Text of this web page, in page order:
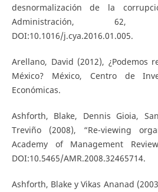
desnormalización de la
Administración, 62,
DOI:10.1016/j.cya.2016.01.005.
Arellano, David (2012), ¿Podemos
México? México, Centro de
Económicas.
Ashforth, Blake, Dennis Gioia,
Treviño (2008), “Re-viewing
Academy of Management
DOI:10.5465/AMR.2008.32465714.
Ashforth, Blake y Vikas Ananad